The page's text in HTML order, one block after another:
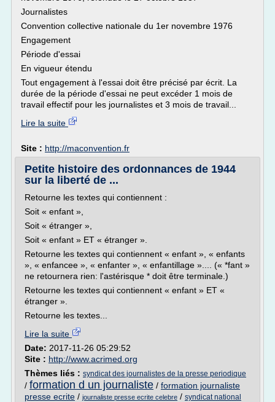
Journalistes
Convention collective nationale du 1er novembre 1976
Engagement
Période d'essai
En vigueur étendu
Tout engagement à l'essai doit être précisé par écrit. La
durée de la période d'essai ne peut excéder 1 mois de
travail effectif pour les journalistes et 3 mois de travail...
Lire la suite
Site : http://maconvention.fr
Petite histoire des ordonnances de 1944
sur la liberté de ...
Retourne les textes qui contiennent :
Soit « enfant »,
Soit « étranger »,
Soit « enfant » ET « étranger ».
Retourne les textes qui contiennent « enfant », « enfants
», « enfancee », « enfanter », « enfantillage ».... (« *fant »
ne retournera rien: l'astérisque * doit être terminale.)
Retourne les textes qui contiennent « enfant » ET «
étranger ».
Retourne les textes...
Lire la suite
Date: 2017-11-26 05:29:52
Site : http://www.acrimed.org
Thèmes liés : syndicat des journalistes de la presse periodique
/ formation d un journaliste / formation journaliste
presse ecrite / journaliste presse ecrite celebre / syndicat national